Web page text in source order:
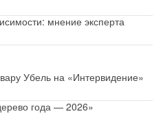
мнение эксперта
Убель на «Интервидение»
года — 2026»